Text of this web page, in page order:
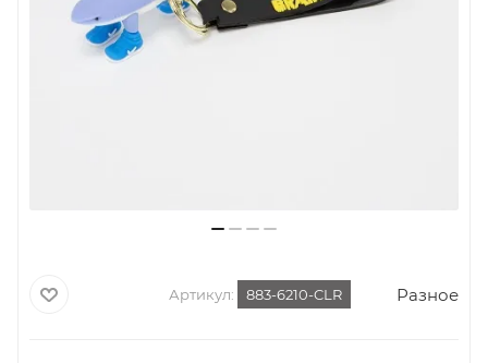
Артикул: 883-6210-CLR Разное